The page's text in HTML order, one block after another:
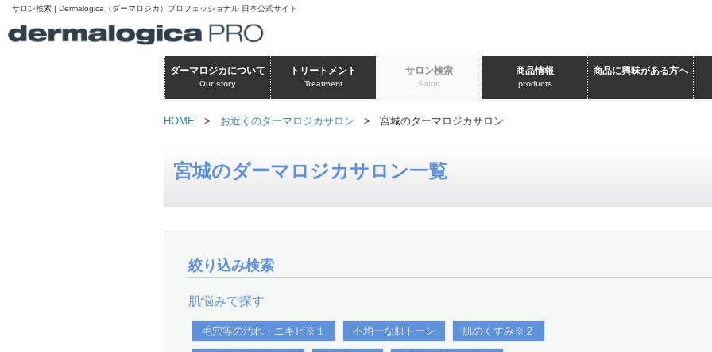
サロン検索 | Dermalogica（ダーマロジカ）プロフェッショナル 日本公式サイト
ダーマロジカについて
Our story
トリートメント
Treatment
サロン検索
Salon
商品情報
products
商品に興味がある方へ
HOME > お近くのダーマロジカサロン > 宮城のダーマロジカサロン
宮城のダーマロジカサロン一覧
絞り込み検索
肌悩みで探す
毛穴等の汚れ・ニキビ※１ 不均一な肌トーン 肌のくすみ※２